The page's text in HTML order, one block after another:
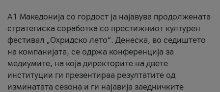
A1 Македонија со гордост ја најавува продолжената
стратегиска соработка со престижниот културен
фестивал „Охридско лето“. Денеска, во седиштето
на компанијата, се одржа конференција за
медиумите, на која директорите на двете
институции ги презентираа резултатите од
изминатата сезона и ги најавија заедничките